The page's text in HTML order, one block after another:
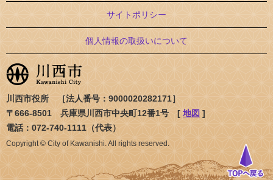
サイトポリシー
個人情報の取扱いについて
川西市役所 ［法人番号：9000020282171］
〒666-8501 兵庫県川西市中央町12番1号 [ 地図 ]
電話：072-740-1111（代表）
Copyright © City of Kawanishi. All rights reserved.